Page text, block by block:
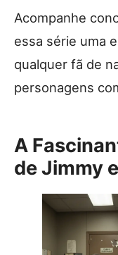
Acompanhe
essa série uma
qualquer fã de
personagens
A
de Jimmy